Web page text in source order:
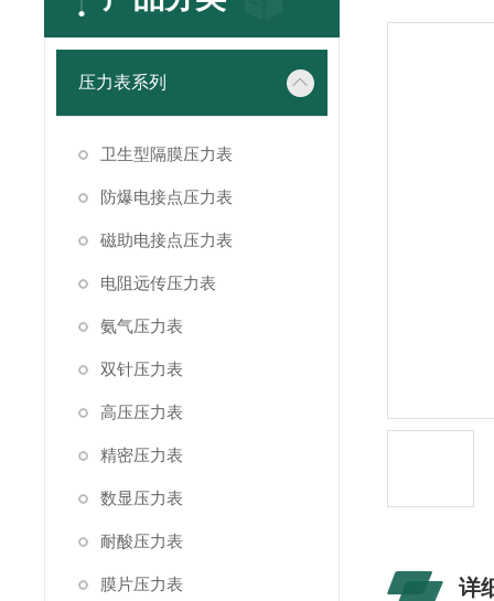
压力表系列
卫生型隔膜压力表
防爆电接点压力表
磁助电接点压力表
电阻远传压力表
氨气压力表
双针压力表
高压压力表
精密压力表
数显压力表
耐酸压力表
膜片压力表 详